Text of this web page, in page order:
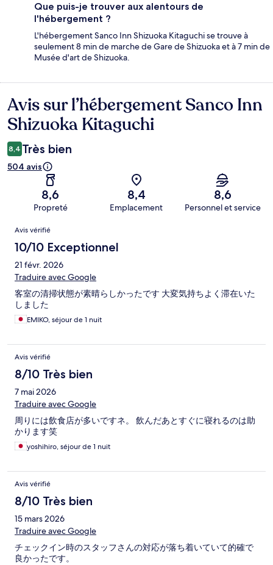
Que puis-je trouver aux alentours de
l'hébergement ?
L'hébergement Sanco Inn Shizuoka Kitaguchi se trouve à
seulement 8 min de marche de Gare de Shizuoka et à 7 min de
Musée d'art de Shizuoka.
Avis
Avis sur l’hébergement Sanco Inn
Shizuoka Kitaguchi
8,4 Très bien
504 avis
8,6
Propreté
8,4
Emplacement
8,6
Personnel et service
Avis
Avis vérifié
10/10 Exceptionnel
21 févr. 2026
Traduire avec Google
客室の清掃状態が素晴らしかったです 大変気持ちよく滞在いた
しました
EMIKO, séjour de 1 nuit
Avis vérifié
8/10 Très bien
7 mai 2026
Traduire avec Google
周りには飲食店が多いですネ。 飲んだあとすぐに寝れるのは助
かります笑
yoshihiro, séjour de 1 nuit
Avis vérifié
8/10 Très bien
15 mars 2026
Traduire avec Google
チェックイン時のスタッフさんの対応が落ち着いていて的確で
良かったです。